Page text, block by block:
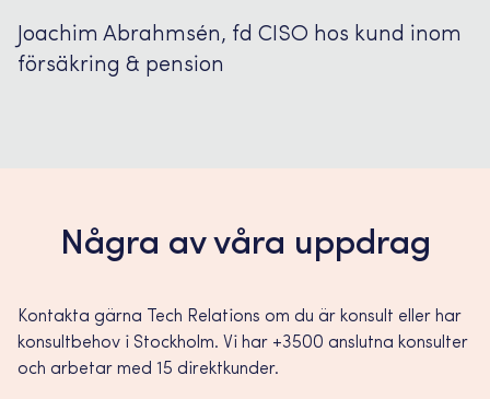
Joachim Abrahmsén, fd CISO hos kund inom
försäkring & pension
Några av våra uppdrag
Kontakta gärna Tech Relations om du är konsult eller har
konsultbehov i Stockholm. Vi har +3500 anslutna konsulter
och arbetar med 15 direktkunder.